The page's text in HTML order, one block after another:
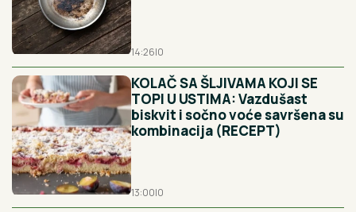
14:26|0
KOLAČ SA ŠLJIVAMA KOJI SE
TOPI U USTIMA: Vazdušast
biskvit i sočno voće savršena su
kombinacija (RECEPT)
13:00|0